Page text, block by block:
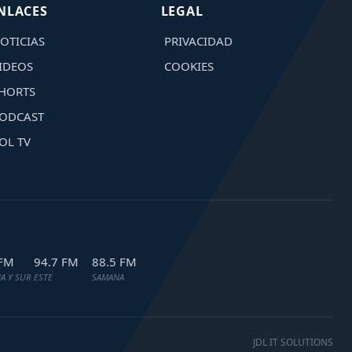
TV
LEGAL
PRIVACIDAD
COOKIES
Y SUR
94.7 FM
ESTE
88.5 FM
SAMANA
JDL IT SOLUTIONS